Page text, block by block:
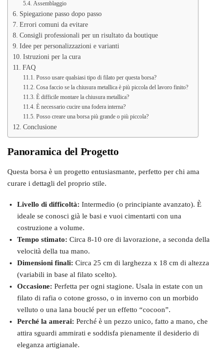
Assemblaggio
Spiegazione passo dopo passo
Errori comuni da evitare
Consigli professionali per un risultato da boutique
Idee per personalizzazioni e varianti
Istruzioni per la cura
FAQ
Posso usare qualsiasi tipo di filato per questa borsa?
Cosa faccio se la chiusura metallica è più piccola del lavoro finito?
È difficile montare la chiusura metallica?
È necessario cucire una fodera interna?
Posso creare una borsa più grande o più piccola?
Conclusione
Panoramica del Progetto
Questa borsa è un progetto entusiasmante, perfetto per chi ama
curare i dettagli del proprio stile.
Livello di difficoltà: Intermedio (o principiante avanzato). È
ideale se conosci già le basi e vuoi cimentarti con una
costruzione a volume.
Tempo stimato: Circa 8-10 ore di lavorazione, a seconda della
velocità della tua mano.
Dimensioni finali: Circa 25 cm di larghezza x 18 cm di altezza
(variabili in base al filato scelto).
Occasione: Perfetta per ogni stagione. Usala in estate con un
filato di rafia o cotone grosso, o in inverno con un morbido
velluto o una lana bouclé per un effetto “cocoon”.
Perché la amerai: Perché è un pezzo unico, fatto a mano, che
attira sguardi ammirati e soddisfa pienamente il desiderio di
eleganza artigianale.